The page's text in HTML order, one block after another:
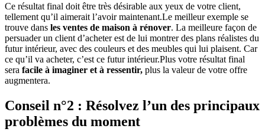
Ce résultat final doit être très désirable aux yeux de votre client,
tellement qu’il aimerait l’avoir maintenant.Le meilleur exemple se
trouve dans les ventes de maison à rénover. La meilleure façon de
persuader un client d’acheter est de lui montrer des plans réalistes du
futur intérieur, avec des couleurs et des meubles qui lui plaisent. Car
ce qu’il va acheter, c’est ce futur intérieur.Plus votre résultat final
sera facile à imaginer et à ressentir, plus la valeur de votre offre
augmentera.
Conseil n°2 : Résolvez l’un des principaux
problèmes du moment